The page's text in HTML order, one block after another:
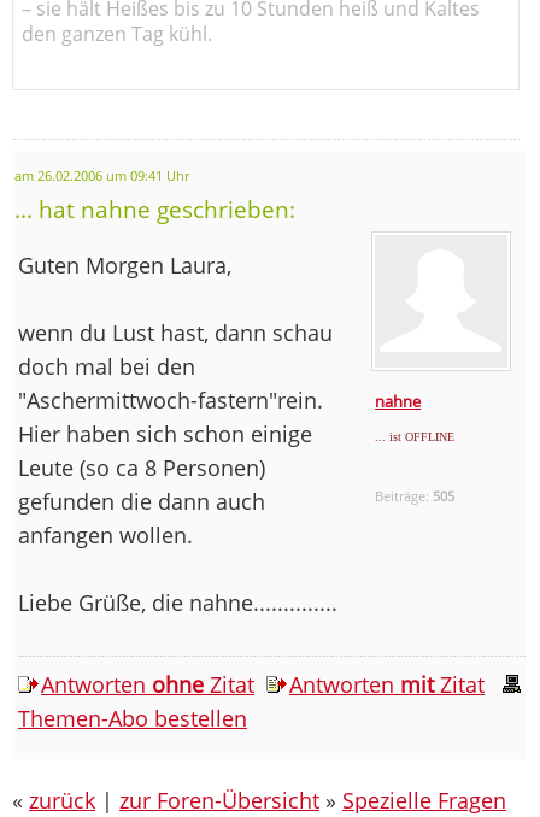
– sie hält Heißes bis zu 10 Stunden heiß und Kaltes
den ganzen Tag kühl.
am 26.02.2006 um 09:41 Uhr
... hat nahne geschrieben:
nahne
... ist OFFLINE
Beiträge: 505
Guten Morgen Laura,
wenn du Lust hast, dann schau
doch mal bei den
"Aschermittwoch-fastern"rein.
Hier haben sich schon einige
Leute (so ca 8 Personen)
gefunden die dann auch
anfangen wollen.
Liebe Grüße, die nahne..............
Antworten ohne Zitat Antworten mitZitat
Themen-Abo bestellen
« zurück | zur Foren-Übersicht » Spezielle Fragen